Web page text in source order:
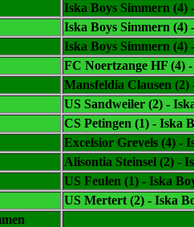
Iska Boys Simmern (4)
Iska Boys Simmern (4)
Iska Boys Simmern (4)
FC Noertzange HF (4)
Mansfeldia Clausen
US Sandweiler (2) -
CS Petingen (1) - Iska
Excelsior Grevels (4) -
Alisontia Steinsel (2) -
US Feulen (1) - Iska
US Mertert (2) - Iska